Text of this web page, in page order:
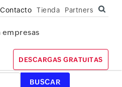
Contacto Tienda Partners
empresas
DESCARGAS GRATUITAS